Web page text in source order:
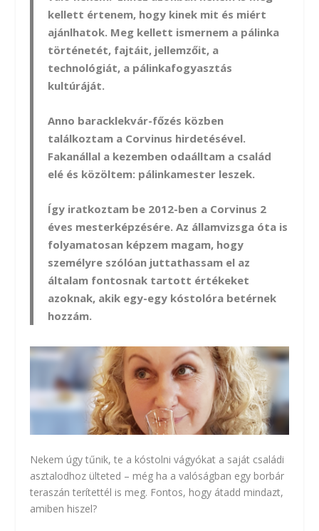
kellett értenem, hogy kinek mit és miért
ajánlhatok. Meg kellett ismernem a pálinka
történetét, fajtáit, jellemzőit, a
technológiát, a pálinkafogyasztás
kultúráját.
Anno baracklekvár-főzés közben
találkoztam a Corvinus hirdetésével.
Fakanállal a kezemben odaálltam a család
elé és közöltem: pálinkamester leszek.
Így iratkoztam be 2012-ben a Corvinus 2
éves mesterképzésére. Az államvizsga óta is
folyamatosan képzem magam, hogy
személyre szólóan juttathassam el az
általam fontosnak tartott értékeket
azoknak, akik egy-egy kóstolóra betérnek
hozzám.
Nekem úgy tűnik, te a kóstolni vágyókat a saját családi
asztalodhoz ülteted – még ha a valóságban egy borbár
teraszán terítettél is meg. Fontos, hogy átadd mindazt,
amiben hiszel?